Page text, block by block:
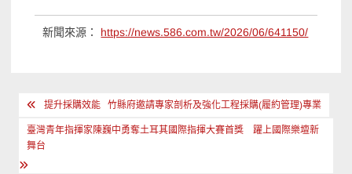
新聞來源： https://news.586.com.tw/2026/06/641150/
文
章
導
提升採購效能 竹縣府邀請專家剖析及強化工程採購(履約管理)專業
臺灣青年指揮家陳巍中勇奪土耳其國際指揮大賽首獎 躍上國際樂壇新
舞台